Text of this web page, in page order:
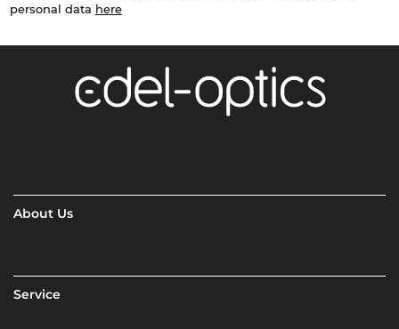
personal data here
About Us
Service